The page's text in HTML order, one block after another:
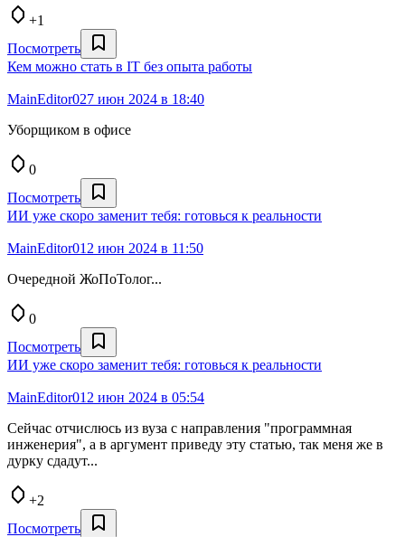
+1
Посмотреть
Кем можно стать в IT без опыта работы
MainEditor027 июн 2024 в 18:40
Уборщиком в офисе
0
Посмотреть
ИИ уже скоро заменит тебя: готовься к реальности
MainEditor012 июн 2024 в 11:50
Очередной ЖоПоТолог...
0
Посмотреть
ИИ уже скоро заменит тебя: готовься к реальности
MainEditor012 июн 2024 в 05:54
Сейчас отчислюсь из вуза с направления "программная
инженерия", а в аргумент приведу эту статью, так меня же в
дурку сдадут...
+2
Посмотреть